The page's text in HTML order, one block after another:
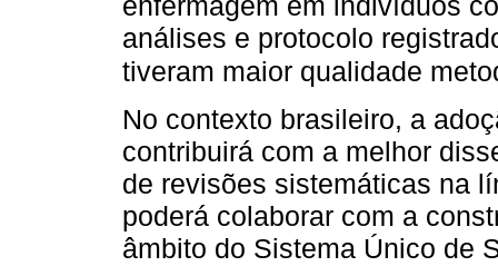
análises e protocolo
tiveram maior qualidade
No contexto brasileiro, a
contribuirá com a melhor
de revisões sistemáticas na
poderá colaborar com a
âmbito do Sistema Único de